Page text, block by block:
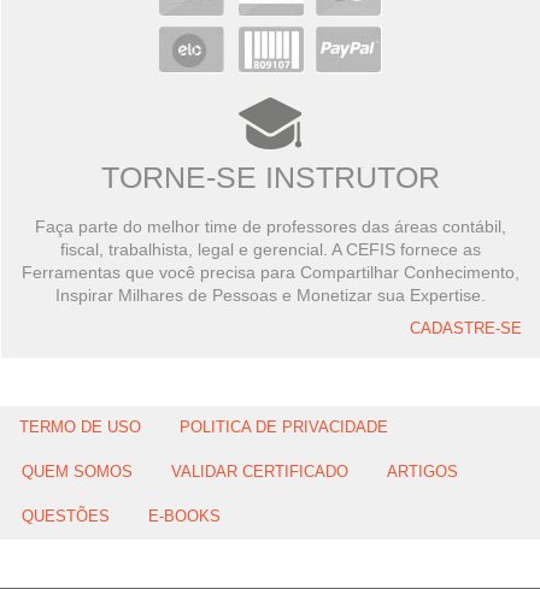
TORNE-SE INSTRUTOR
Faça parte do melhor time de professores das áreas contábil,
fiscal, trabalhista, legal e gerencial. A CEFIS fornece as
Ferramentas que você precisa para Compartilhar Conhecimento,
Inspirar Milhares de Pessoas e Monetizar sua Expertise.
CADASTRE-SE
TERMO DE USO POLITICA DE PRIVACIDADE
QUEM SOMOS VALIDAR CERTIFICADO ARTIGOS
QUESTÕES E-BOOKS